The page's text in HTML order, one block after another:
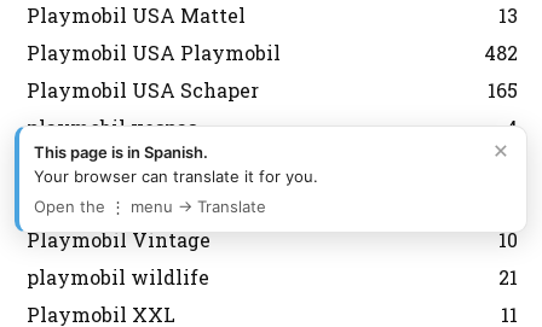
Playmobil USA Mattel
13
Playmobil USA Playmobil
482
Playmobil USA Schaper
165
playmobil vespas
4
Playmobil Victoriano
47
Playmobil vikingos
Playmobil Vintage
10
playmobil wildlife
21
Playmobil XXL
11
×
This page is in Spanish.
Your browser can translate it for you.
Open the ⋮ menu → Translate